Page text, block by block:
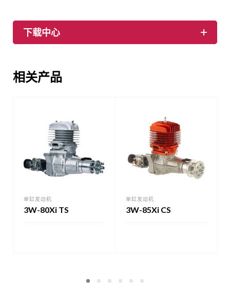
下载中心
相关产品
单缸发动机
3W-80Xi TS
单缸发动机
3W-85Xi CS